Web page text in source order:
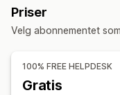
Automatiserte svar
Vanlige spørsmål
Send transkripsjon
Tilpasning
Sosiale medier
Priser
Velg abonnementet
100% FREE HELPDESK
Gratis